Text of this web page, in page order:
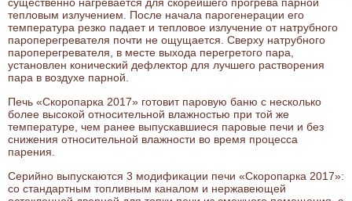
тепловым излучением. После начала парогенерации его
температура резко падает и тепловое излучение от натрубного
пароперегревателя почти не ощущается. Сверху натрубного
пароперегревателя, в месте выхода перегретого пара,
установлен конический дефлектор для лучшего растворения
пара в воздухе парной.
Печь «Скоропарка 2017» готовит паровую баню с несколько
более высокой относительной влажностью при той же
температуре, чем ранее выпускавшиеся паровые печи и без
снижения относительной влажности во время процесса
парения.
Серийно выпускаются 3 модификации печи «Скоропарка 2017»:
со стандартным топливным каналом и нержавеющей